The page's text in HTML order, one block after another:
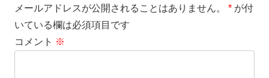
メールアドレスが公開されることはありません。 * が付
いている欄は必須項目です
コメント ※